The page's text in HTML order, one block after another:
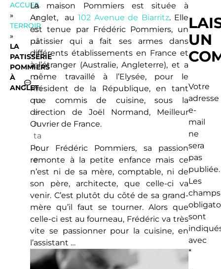
ACCUEIL
»
TERROIR
»
LA
PATISSERIE
POMMIERS
À
ANGLET
A
u
c
u
n
c
o
m
m
e
n
ta
ir
e
La maison Pommiers est située à
Anglet, au102 Avenue de Biarritz. Elle
est tenue par Frédéric Pommiers, un
pâtissier qui a fait ses armes dans
différents établissements en France et
à l’étranger (Australie, Angleterre), et a
même travaillé à l’Elysée, pour le
Président de la République, en tant
que commis de cuisine, sous la
direction de Joël Normand, Meilleur
Ouvrier de France.
Pour Frédéric Pommiers, sa passion
remonte à la petite enfance mais ce
n’est ni de sa mère, comptable, ni de
son père, architecte, que celle-ci va
venir. C’est plutôt du côté de sa grand-
mère qu’il faut se tourner. Alors que
celle-ci est au fourneau, Frédéric va très
vite se passionner pour la cuisine, en
l’assistant …
UN
Votre
adresse
e-
mail
ne
sera
pas
publiée.
Les
champs
sont
avec
*